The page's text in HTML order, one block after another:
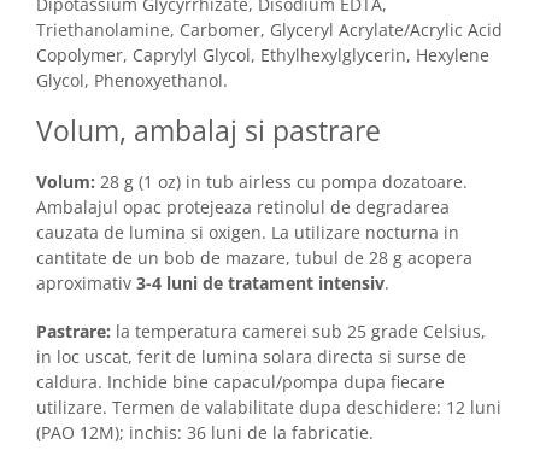
Triethanolamine, Carbomer, Glyceryl Acrylate/Acrylic Acid
Copolymer, Caprylyl Glycol, Ethylhexylglycerin, Hexylene
Glycol, Phenoxyethanol.
Volum, ambalaj si pastrare
Volum: 28 g (1 oz) in tub airless cu pompa dozatoare.
Ambalajul opac protejeaza retinolul de degradarea
cauzata de lumina si oxigen. La utilizare nocturna in
cantitate de un bob de mazare, tubul de 28 g acopera
aproximativ 3-4 luni de tratament intensiv.
Pastrare: la temperatura camerei sub 25 grade Celsius,
in loc uscat, ferit de lumina solara directa si surse de
caldura. Inchide bine capacul/pompa dupa fiecare
utilizare. Termen de valabilitate dupa deschidere: 12 luni
(PAO 12M); inchis: 36 luni de la fabricatie.